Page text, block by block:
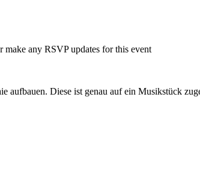
any RSVP updates for this event
aufbauen. Diese ist genau auf ein Musikstück